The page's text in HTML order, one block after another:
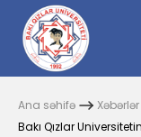
Ana səhifə
Xəbərlər
Bakı Qızlar